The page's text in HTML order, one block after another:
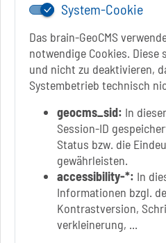
System-Cookie
Das brain-GeoCMS
notwendige Cookies.
und nicht zu deaktivieren,
Systembetrieb technisch
geocms_sid: In
Session-ID
Status bzw. die
gewährleisten.
accessibility-*: In
Informationen bzgl.
Kontrastversion,
verkleinerung, ...
Mo.: 13 Uhr - 15 Uhr
13 Uhr - 18 Uhr
Do.: 9 Uhr - 11.30 Uhr
Fr.: nach Vereinbarung
Link zur Google-Maps
SOLEPARK
Eigenbetrieb der Stadt
Badepark 1
39218 Schönebeck
+49 3928 7055-0